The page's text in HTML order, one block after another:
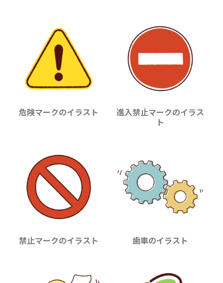
危険マークのイラスト
進入禁止マークのイラス
ト
禁止マークのイラスト 歯車のイラスト